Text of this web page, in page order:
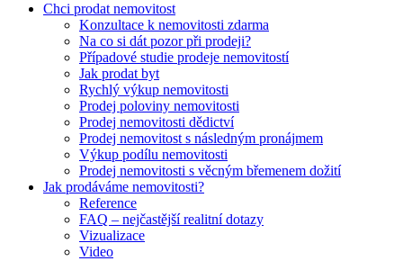
Chci prodat nemovitost
Konzultace k nemovitosti zdarma
Na co si dát pozor při prodeji?
Případové studie prodeje nemovitostí
Jak prodat byt
Rychlý výkup nemovitosti
Prodej poloviny nemovitosti
Prodej nemovitosti dědictví
Prodej nemovitost s následným pronájmem
Výkup podílu nemovitosti
Prodej nemovitosti s věcným břemenem dožití
Jak prodáváme nemovitosti?
Reference
FAQ – nejčastější realitní dotazy
Vizualizace
Video